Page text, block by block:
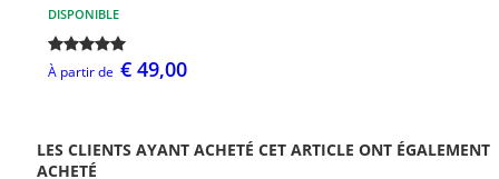
DISPONIBLE
À partir de € 49,00
LES CLIENTS AYANT ACHETÉ CET ARTICLE ONT ÉGALEMENT
ACHETÉ